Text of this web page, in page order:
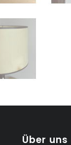
Über uns